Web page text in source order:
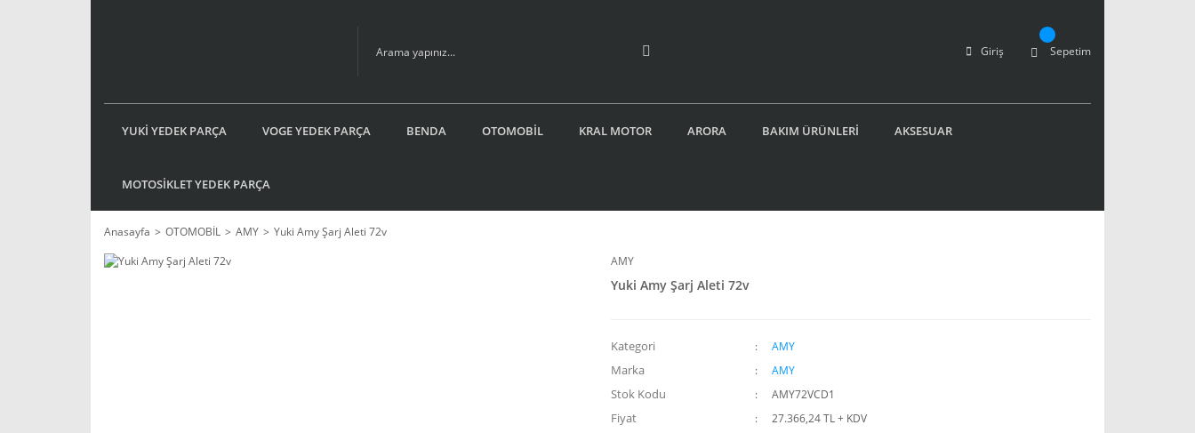
Giriş Sepetim
YUKİ YEDEK PARÇA VOGE YEDEK PARÇA BENDA OTOMOBİL KRAL MOTOR ARORA BAKIM ÜRÜNLERİ AKSESUAR
MOTOSİKLET YEDEK PARÇA
Anasayfa OTOMOBİL AMY
Yuki Amy Şarj Aleti 72v
AMY
Yuki Amy Şarj Aleti 72v
Kategori AMY
Marka AMY
Stok Kodu AMY72VCD1
Fiyat
27.366,24 TL + KDV